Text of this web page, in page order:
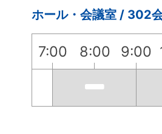
ホール・会議室 / 302
7:00 8:00 9:00